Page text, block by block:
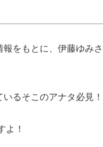
をもとに、伊藤ゆみ
るそこのアナタ必見！
よ！